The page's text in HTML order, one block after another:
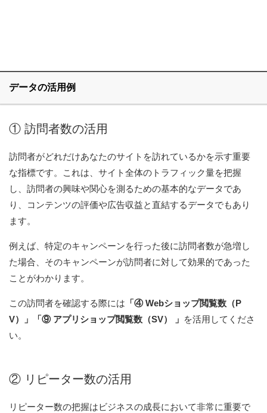
データの活用例
① 訪問者数の活用
訪問者がどれだけあなたのサイトを訪れているかを示す重要
な指標です。これは、サイト全体のトラフィック量を把握
し、訪問者の興味や関心を測るための基本的なデータであ
り、コンテンツの評価や広告収益と直結するデータでもあり
ます。
例えば、特定のキャンペーンを行った後に訪問者数が急増し
た場合、そのキャンペーンが訪問者に対して効果的であった
ことがわかります。
この訪問者を確認する際には 「④ Webショップ閲覧数（P
V）」「⑨ アプリショップ閲覧数（SV） 」 を活用してくださ
い。
② リピーター数の活用
リピーター数の把握はビジネスの成長において非常に重要で